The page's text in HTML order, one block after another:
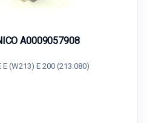
A0009057908
E (W213) E 200 (213.080)